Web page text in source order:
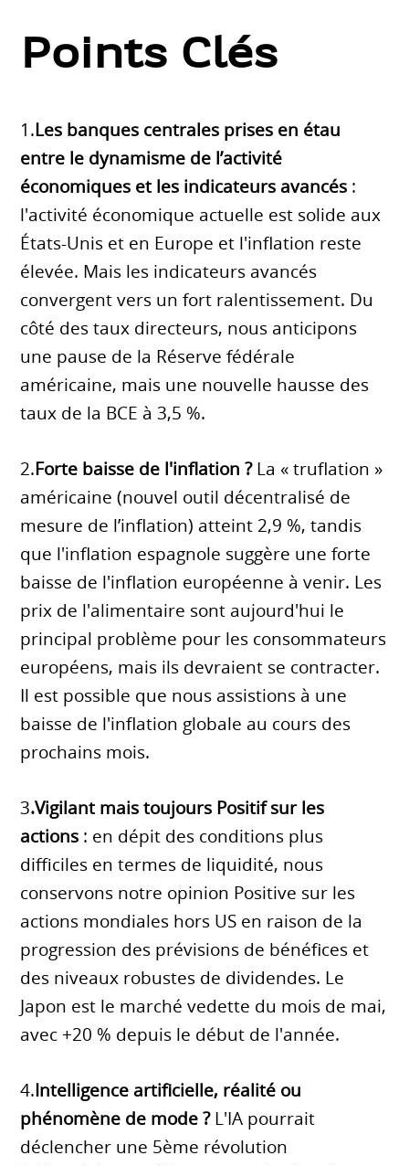
Points Clés
1.Les banques centrales prises en étau
entre le dynamisme de l’activité
économiques et les indicateurs avancés :
l'activité économique actuelle est solide aux
États-Unis et en Europe et l'inflation reste
élevée. Mais les indicateurs avancés
convergent vers un fort ralentissement. Du
côté des taux directeurs, nous anticipons
une pause de la Réserve fédérale
américaine, mais une nouvelle hausse des
taux de la BCE à 3,5 %.
2.Forte baisse de l'inflation ?La « truflation »
américaine (nouvel outil décentralisé de
mesure de l’inflation) atteint 2,9 %, tandis
que l'inflation espagnole suggère une forte
baisse de l'inflation européenne à venir. Les
prix de l'alimentaire sont aujourd'hui le
principal problème pour les consommateurs
européens, mais ils devraient se contracter.
Il est possible que nous assistions à une
baisse de l'inflation globale au cours des
prochains mois.
3.Vigilant mais toujours Positif sur les
actions : en dépit des conditions plus
difficiles en termes de liquidité, nous
conservons notre opinion Positive sur les
actions mondiales hors US en raison de la
progression des prévisions de bénéfices et
des niveaux robustes de dividendes. Le
Japon est le marché vedette du mois de mai,
avec +20 % depuis le début de l'année.
4.Intelligence artificielle, réalité ou
phénomène de mode ?L'IA pourrait
déclencher une 5ème révolution